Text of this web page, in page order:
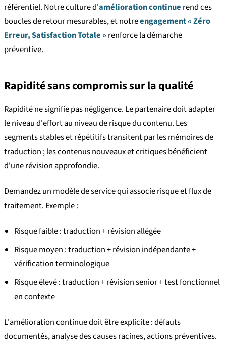
référentiel. Notre culture d'amélioration continue rend ces
boucles de retour mesurables, et notreengagement « Zéro
Erreur, Satisfaction Totale »renforce la démarche
préventive.
Rapidité sans compromis sur la qualité
Rapidité ne signifie pas négligence. Le partenaire doit adapter
le niveau d'effort au niveau de risque du contenu. Les
segments stables et répétitifs transitent par les mémoires de
traduction ; les contenus nouveaux et critiques bénéficient
d'une révision approfondie.
Demandez un modèle de service qui associe risque et flux de
traitement. Exemple :
Risque faible : traduction + révision allégée
Risque moyen : traduction + révision indépendante +
vérification terminologique
Risque élevé : traduction + révision senior + test fonctionnel
en contexte
L'amélioration continue doit être explicite : défauts
documentés, analyse des causes racines, actions préventives.